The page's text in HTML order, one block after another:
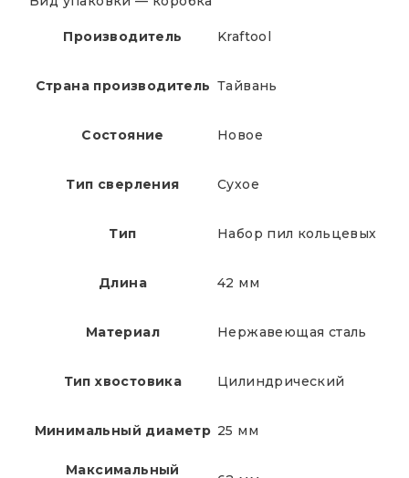
Производитель Kraftool
Страна производитель Тайвань
Состояние Новое
Тип сверления Сухое
Тип Набор пил кольцевых
Длина 42 мм
Материал Нержавеющая сталь
Тип хвостовика Цилиндрический
Минимальный диаметр 25 мм
Максимальный